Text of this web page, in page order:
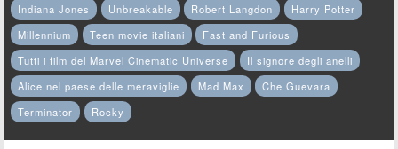
Indiana Jones
Unbreakable Robert Langdon
Harry Potter
Millennium
Teen movie italiani
Fast and Furious
Tutti i film del Marvel Cinematic Universe
Il signore degli anelli
Alice nel paese delle meraviglie
Mad Max
Che Guevara
Terminator
Rocky